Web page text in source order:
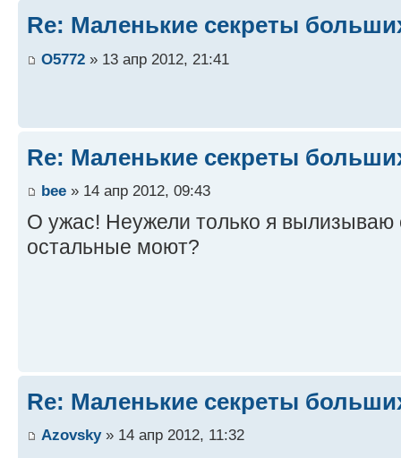
Re: Маленькие секреты
O5772 » 13 апр 2012, 21:41
Re: Маленькие секреты
bee » 14 апр 2012, 09:43
О ужас! Неужели только я вылизываю
остальные моют?
Re: Маленькие секреты
Azovsky» 14 апр 2012, 11:32